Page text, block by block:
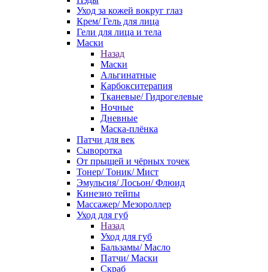
Уход за кожей вокруг глаз
Крем/ Гель для лица
Гели для лица и тела
Маски
Назад
Маски
Альгинатные
Карбокситерапия
Тканевые/ Гидрогелевые
Ночные
Дневные
Маска-плёнка
Патчи для век
Сыворотка
От прыщей и чёрных точек
Тонер/ Тоник/ Мист
Эмульсия/ Лосьон/ Флюид
Кинезио тейпы
Массажер/ Мезороллер
Уход для губ
Назад
Уход для губ
Бальзамы/ Масло
Патчи/ Маски
Скраб